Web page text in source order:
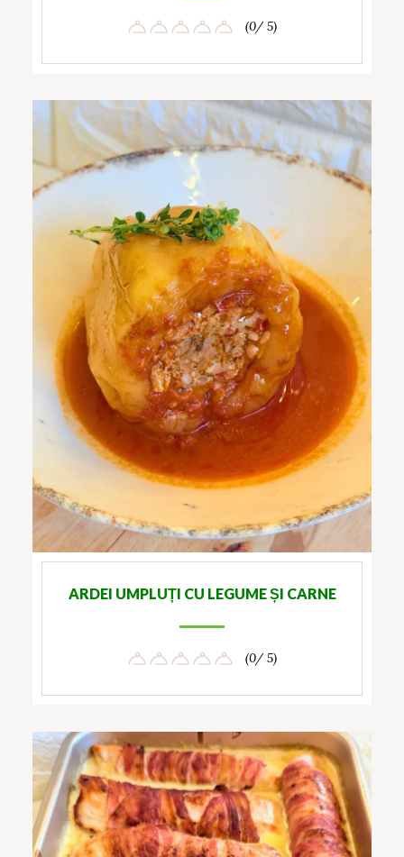
(0/ 5)
ARDEI UMPLUȚI CU LEGUME ȘI CARNE
(0/ 5)